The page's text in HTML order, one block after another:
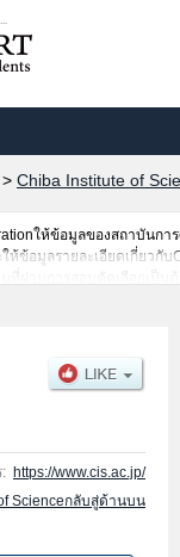
> Chiba Institute of
ให้ข้อมูลของสถาบัน
อมูลรายละเอียดเกี่ยวกับ
านการสอบคัดเลือกเป็นต้
https://www.cis.ac.jp/
Scienceกลับสู่ด้านบน